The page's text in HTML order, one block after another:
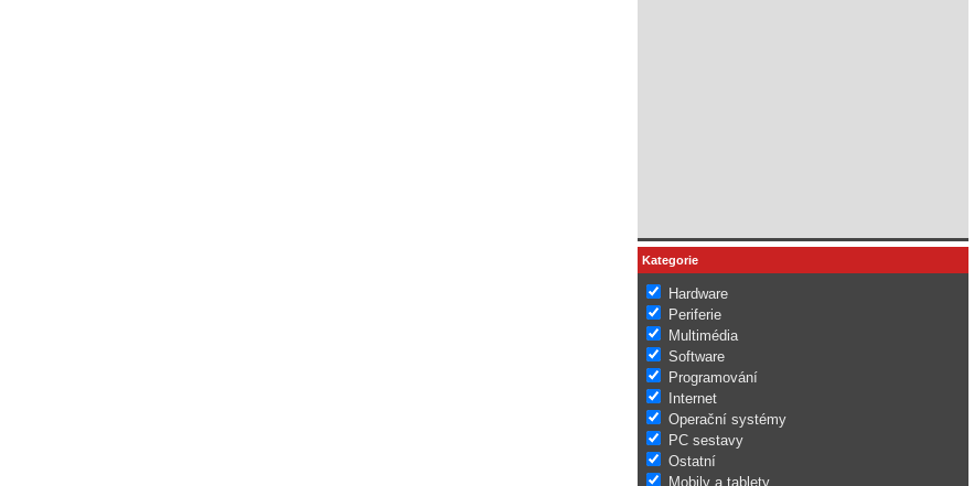
Kategorie
Hardware
Periferie
Multimédia
Software
Programování
Internet
Operační systémy
PC sestavy
Ostatní
Mobily a tablety